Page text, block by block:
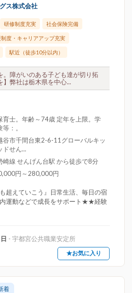
ス株式会社
研修制度充実 社会保険完備
度・キャリアアップ充実
駅近（徒歩10分以内）
。障がいのある子ども達が切り拓
】弊社は栃木県を中心...
育士。年齢～74歳 定年を上限。学
：。
谷市千間台東2-6-11グローバルキッ
ドせん...
崎線 せんげん台駅 から徒歩で8分
円～280,000円
超えていこう』日常生活、毎日の宿
運動などで成長をサポート★★経験
- 宇都宮公共職業安定所
★お気に入り
着